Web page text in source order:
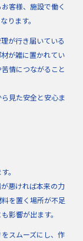
客様、施設で働く
ります。
が行き届いている
が雑に置かれてい
情につながること
見た安全と安心ま
。
悪ければ本来の力
を置く場所が不足
影響が出ます。
スムーズにし、作